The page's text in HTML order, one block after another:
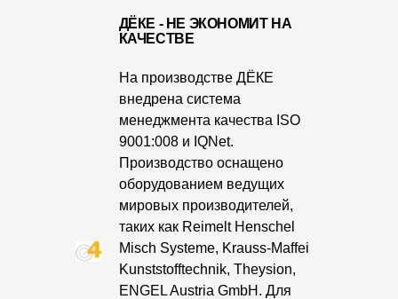
Контроль качества кровли
Качество фасадов
Отправка рекламации
Предложения по сотрудничеству
Вакансии
ДЁКЕ - НЕ ЭКОНОМИТ НА
КАЧЕСТВЕ
На производстве ДЁКЕ
внедрена система
менеджмента качества ISO
9001:008 и IQNet.
Производство оснащено
оборудованием ведущих
мировых производителей,
таких как Reimelt Henschel
Misch Systeme, Krauss-Maffei
Kunststofftechnik, Theysion,
ENGEL Austria GmbH. Для